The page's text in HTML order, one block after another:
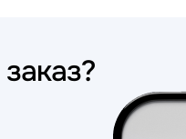
заказ?